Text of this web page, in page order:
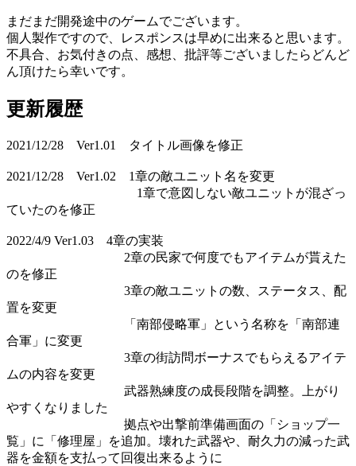
まだまだ開発途中のゲームでございます。
個人製作ですので、レスポンスは早めに出来ると思います。
不具合、お気付きの点、感想、批評等ございましたらどんど
ん頂けたら幸いです。
更新履歴
2021/12/28 Ver1.01 タイトル画像を修正
2021/12/28 Ver1.02 1章の敵ユニット名を変更
1章で意図しない敵ユニットが混ざっ
ていたのを修正
2022/4/9 Ver1.03 4章の実装
2章の民家で何度でもアイテムが貰えた
のを修正
3章の敵ユニットの数、ステータス、配
置を変更
「南部侵略軍」という名称を「南部連
合軍」に変更
3章の街訪問ボーナスでもらえるアイテ
ムの内容を変更
武器熟練度の成長段階を調整。上がり
やすくなりました
拠点や出撃前準備画面の「ショップ一
覧」に「修理屋」を追加。壊れた武器や、耐久力の減った武
器を金額を支払って回復出来るように